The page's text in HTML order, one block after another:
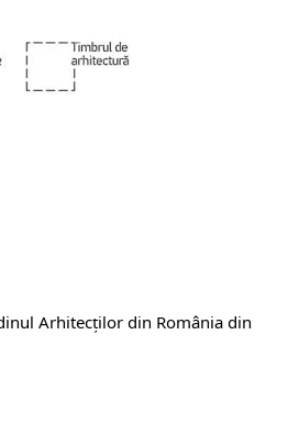
Arhitecților din România din